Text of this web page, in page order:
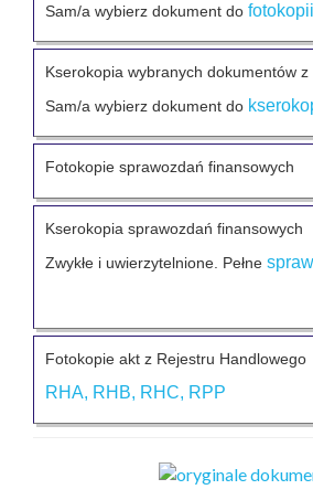
Sam/a wybierz dokument do fotokopii
Kserokopia wybranych dokumentów z
Sam/a wybierz dokument do
Fotokopie sprawozdań finansowych
Kserokopia sprawozdań finansowych
Zwykłe i uwierzytelnione. Pełne
Fotokopie akt z Rejestru Handlowego
RHA, RHB, RHC, RPP